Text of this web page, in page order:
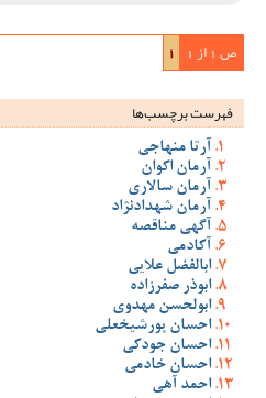
ص 1 از 1 1
فهرست برچسب‌ها
آرتا منهاجی
آرمان اکوان
آرمان سالاری
آرمان شهدادنژاد
آگهی مناقصه
آکادمی
ابالفضل علایی
ابوذر صفرزاده
ابولحسن مهدوی
احسان پورشیخعلی
احسان جودکی
احسان خادمی
احمد آهی